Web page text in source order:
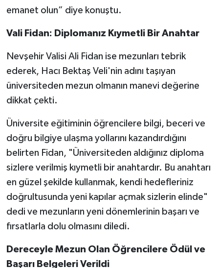
emanet olun” diye konuştu.
Vali Fidan: Diplomanız Kıymetli Bir Anahtar
Nevşehir Valisi Ali Fidan ise mezunları tebrik
ederek, Hacı Bektaş Veli'nin adını taşıyan
üniversiteden mezun olmanın manevi değerine
dikkat çekti.
Üniversite eğitiminin öğrencilere bilgi, beceri ve
doğru bilgiye ulaşma yollarını kazandırdığını
belirten Fidan, "Üniversiteden aldığınız diploma
sizlere verilmiş kıymetli bir anahtardır. Bu anahtarı
en güzel şekilde kullanmak, kendi hedefleriniz
doğrultusunda yeni kapılar açmak sizlerin elinde"
dedi ve mezunların yeni dönemlerinin başarı ve
fırsatlarla dolu olmasını diledi.
Dereceyle Mezun Olan Öğrencilere Ödül ve
Başarı Belgeleri Verildi